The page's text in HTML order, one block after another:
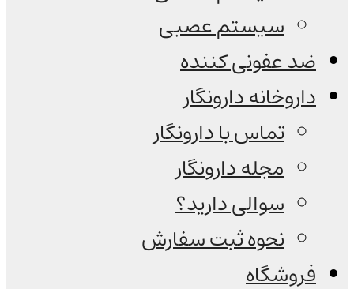
سیستم عصبی
ضد عفونی کننده
داروخانه دارونگار
تماس با دارونگار
مجله دارونگار
سوالی دارید؟
نحوه ثبت سفارش
فروشگاه